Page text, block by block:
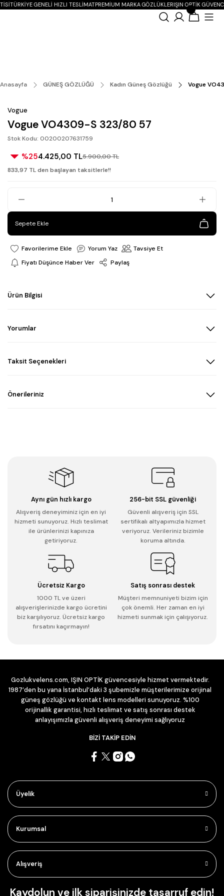
TÜRKIYE GENELI HIZLI TESLIMATPREMIUM MARKA GÖZLÜKLERIŞIN OPTIK
Anasayfa GÜNEŞ GÖZLÜĞÜ Kadın Güneş Gözlüğü Vogue
Vogue
Vogue VO4309-S 323/80 57
Stok Kodu: 00200207631759
%254.425,00 TL5.900,00 TL
833,97 TL den başlayan taksitlerle!!
Sepete Ekle
Yorum Yaz
Tavsiye Et
Fiyatı Düşünce Haber Ver
Paylaş
Ürün Bilgisi
Yorumlar
Taksit Seçenekleri
Önerileriniz
Aynı gün hızlı kargo
Alışveriş deneyiminiz için en iyi
hizmeti sunuyoruz. Hızlı teslimat
ile ürünlerinizi kapınıza
getiriyoruz.
256-bit SSL güvenliği
Güvenli alışveriş için SSL
sertifikalı altyapımızla hizmet
veriyoruz. Verileriniz bizimle
koruma altında.
Ücretsiz Kargo
1000 TL ve üzeri
alışverişlerinizde kargo ücretini
biz karşılıyoruz. Ücretsiz kargo
fırsatını kaçırmayın!
Satış sonrası destek
Müşteri memnuniyeti bizim için
çok önemli. Her zaman en iyi
hizmeti sunmak için çalışıyoruz.
Gozlukvelens.com, IŞIN OPTİK güvencesiyle hizmet vermektedir.
1987’den bu yana İstanbul’daki 3 şubemizle müşterilerimize orijinal
güneş gözlüğü ve kontakt lens modelleri sunuyoruz. %100
orijinallik garantisi, hızlı teslimat ve satış sonrası destek
anlayışımızla güvenli alışveriş deneyimi sağlıyoruz
BİZİ TAKİP EDİN
Üyelik
Kurumsal
Alışveriş
Kaydolun ve ilk siparişinizde tasarruf edin!